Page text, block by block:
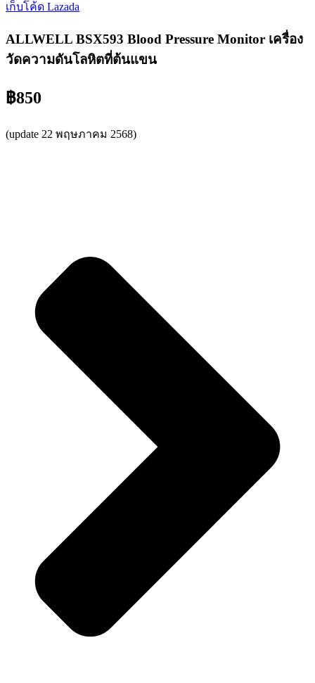
เก็บโค้ด Lazada
ALLWELL BSX593 Blood Pressure Monitor​ เครื่อง
วัดความดันโลหิตที่ต้นแขน
฿850
(update 22 พฤษภาคม 2568)